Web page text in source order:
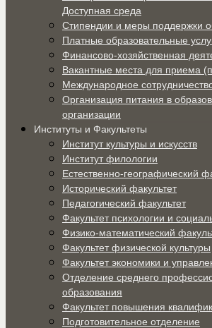
Доступная среда
Стипендии и меры поддержки
Платные образовательные
Финансово-хозяйственная
Вакантные места для приема
Международное
Организация питания в
организации
Институты и Факультеты
Институт культуры и искусств
Институт филологии
Естественно-географический
Исторический факультет
Педагогический факультет
Факультет психологии и
Физико-математический
Факультет физической культуры
Факультет экономики и
Отделение среднего
образования
Факультет повышения
Подготовительное отделение